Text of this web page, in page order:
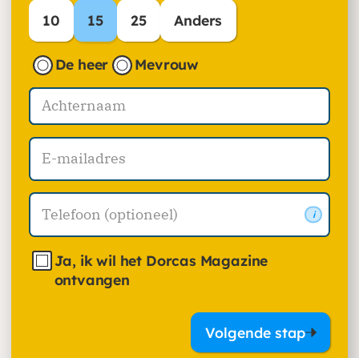
10 15 25 Anders
De heer Mevrouw
i
Ja, ik wil het Dorcas Magazine
ontvangen
Volgende stap